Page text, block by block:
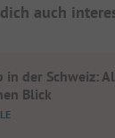
auch
in der Schweiz:
Blick